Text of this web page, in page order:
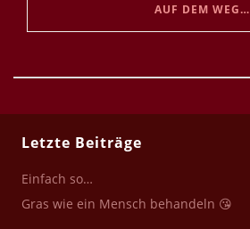
AUF DEM WEG…
Letzte Beiträge
Einfach so…
Gras wie ein Mensch behandeln 😘